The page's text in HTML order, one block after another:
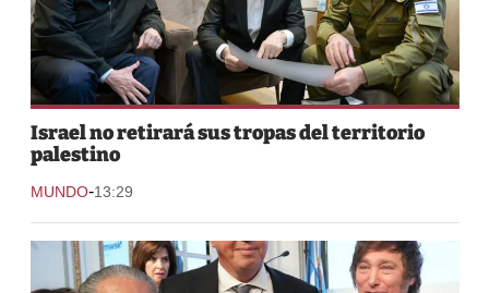
Israel no retirará sus tropas del territorio
palestino
MUNDO-13:29